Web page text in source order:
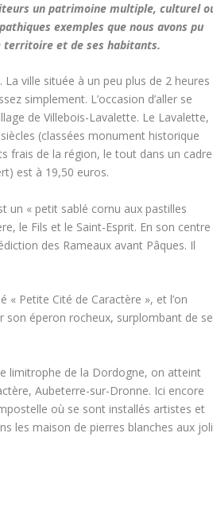
un patrimoine multiple, culturel
exemples que nous avons pu
territoire et de ses habitants.
ville située à un peu plus de 2 heures
simplement. L’occasion d’aller se
de Villebois-Lavalette. Le Lavalette,
(classées monument historique
frais de la région, le tout dans un cadre
est à 19,50 euros.
un « petit sablé cornu aux pastilles
le Fils et le Saint-Esprit. En son centre
des Rameaux avant Pâques. Il
« Petite Cité de Caractère », et l’on
éperon rocheux, surplombant de
limitrophe de la Dordogne, on atteint
Aubeterre-sur-Dronne. Ici encore
où se sont installés artistes et
les maison de pierres blanches aux